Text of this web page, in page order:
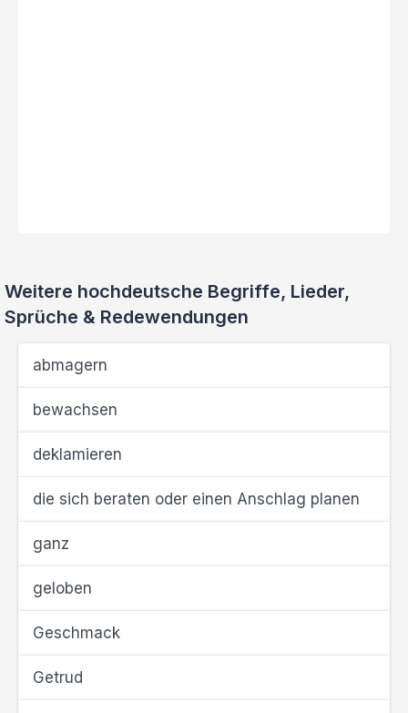
Weitere hochdeutsche Begriffe, Lieder,
Sprüche & Redewendungen
abmagern
bewachsen
deklamieren
die sich beraten oder einen Anschlag planen
ganz
geloben
Geschmack
Getrud